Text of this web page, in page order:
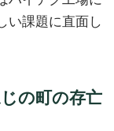
い課題に直面し
の町の存亡